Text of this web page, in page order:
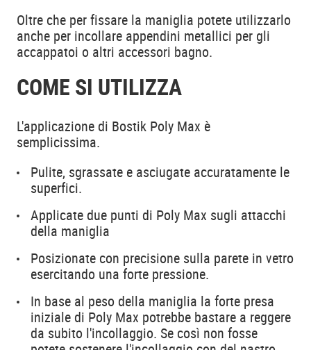
Oltre che per fissare la maniglia potete utilizzarlo
anche per incollare appendini metallici per gli
accappatoi o altri accessori bagno.
COME SI UTILIZZA
L'applicazione di Bostik Poly Max è
semplicissima.
Pulite, sgrassate e asciugate accuratamente le
superfici.
Applicate due punti di Poly Max sugli attacchi
della maniglia
Posizionate con precisione sulla parete in vetro
esercitando una forte pressione.
In base al peso della maniglia la forte presa
iniziale di Poly Max potrebbe bastare a reggere
da subito l'incollaggio. Se così non fosse